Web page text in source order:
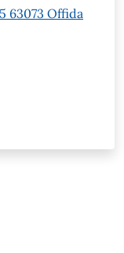
63073 Offida